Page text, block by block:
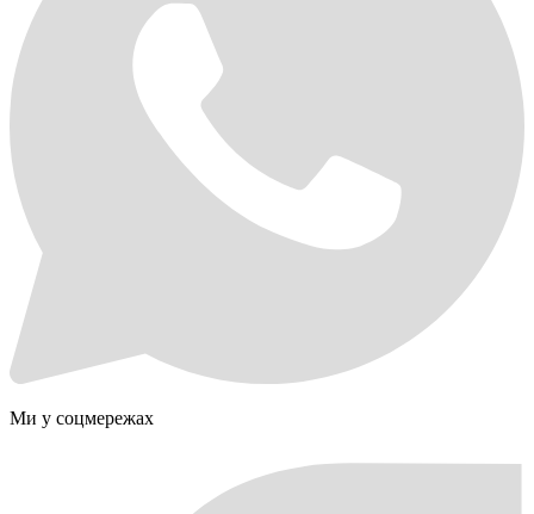
Ми у соцмережах